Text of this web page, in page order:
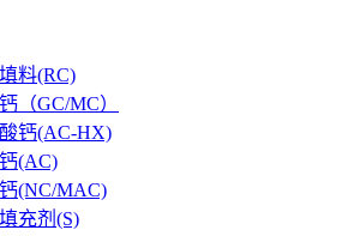
料(RC)
（GC/MC）
钙(AC-HX)
(AC)
(NC/MAC)
充剂(S)